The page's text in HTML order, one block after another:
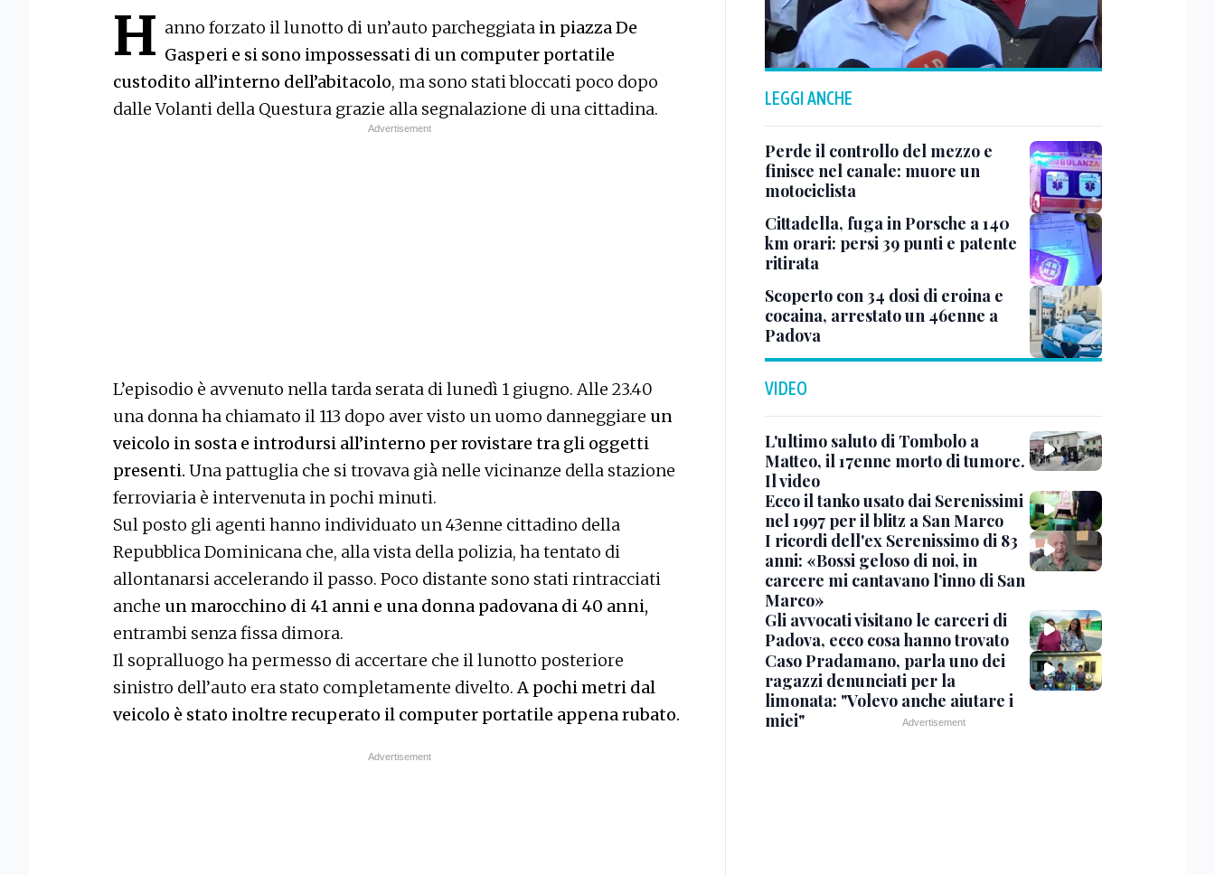
H anno forzato il lunotto di un’auto parcheggiata in piazza De
Gasperi e si sono impossessati di un computer portatile
custodito all’interno dell’abitacolo, ma sono stati bloccati poco dopo
dalle Volanti della Questura grazie alla segnalazione di una cittadina.
L’episodio è avvenuto nella tarda serata di lunedì 1 giugno. Alle 23.40
una donna ha chiamato il 113 dopo aver visto un uomo danneggiare un
veicolo in sosta e introdursi all’interno per rovistare tra gli oggetti
presenti. Una pattuglia che si trovava già nelle vicinanze della stazione
ferroviaria è intervenuta in pochi minuti.
Sul posto gli agenti hanno individuato un 43enne cittadino della
Repubblica Dominicana che, alla vista della polizia, ha tentato di
allontanarsi accelerando il passo. Poco distante sono stati rintracciati
anche un marocchino di 41 anni e una donna padovana di 40 anni,
entrambi senza fissa dimora.
Il sopralluogo ha permesso di accertare che il lunotto posteriore
sinistro dell’auto era stato completamente divelto. A pochi metri dal
veicolo è stato inoltre recuperato il computer portatile appena rubato.
LEGGI ANCHE
Perde il controllo del mezzo e
finisce nel canale: muore un
motociclista
Cittadella, fuga in Porsche a 140
km orari: persi 39 punti e patente
ritirata
Scoperto con 34 dosi di eroina e
cocaina, arrestato un 46enne a
Padova
VIDEO
L'ultimo saluto di Tombolo a
Matteo, il 17enne morto di tumore.
Il video
Ecco il tanko usato dai Serenissimi
nel 1997 per il blitz a San Marco
I ricordi dell'ex Serenissimo di 83
anni: «Bossi geloso di noi, in
carcere mi cantavano l’inno di San
Marco»
Gli avvocati visitano le carceri di
Padova, ecco cosa hanno trovato
Caso Pradamano, parla uno dei
ragazzi denunciati per la
limonata: "Volevo anche aiutare i
miei"